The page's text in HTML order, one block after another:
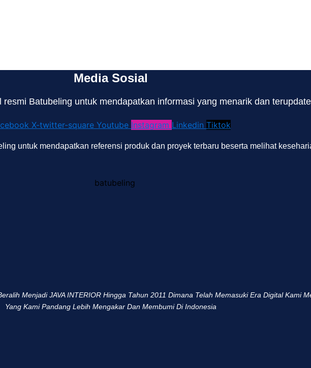
Media Sosial
resmi Batubeling untuk mendapatkan informasi yang menarik dan terupdate
X-twitter-square Youtube Instagram Linkedin Tiktok
untuk mendapatkan referensi produk dan proyek terbaru beserta melihat
Menjadi JAVA INTERIOR Hingga Tahun 2011 Dimana Telah Memasuki Era Digital Kami
Yang Kami Pandang Lebih Mengakar Dan Membumi Di Indonesia